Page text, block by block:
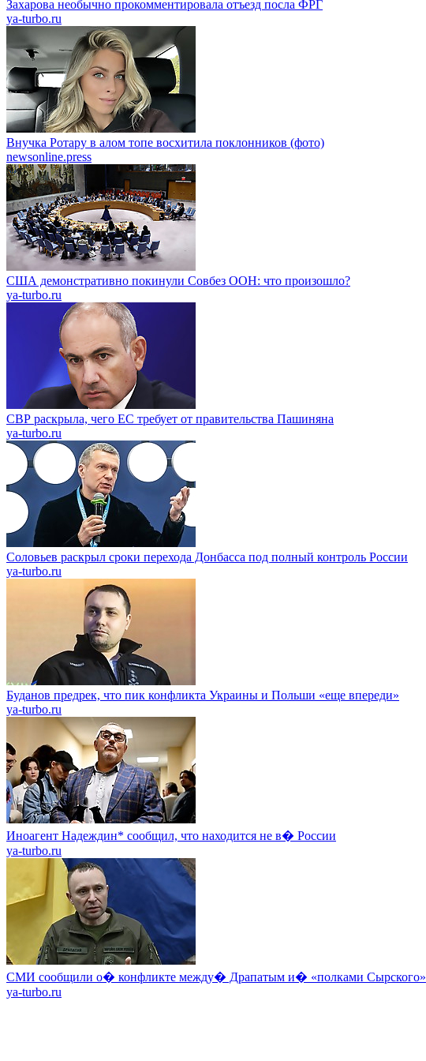
Захарова необычно прокомментировала отъезд посла ФРГ
ya-turbo.ru
Внучка Ротару в алом топе восхитила поклонников (фото)
newsonline.press
США демонстративно покинули Совбез ООН: что произошло?
ya-turbo.ru
СВР раскрыла, чего ЕС требует от правительства Пашиняна
ya-turbo.ru
Соловьев раскрыл сроки перехода Донбасса под полный контроль России
ya-turbo.ru
Буданов предрек, что пик конфликта Украины и Польши «еще впереди»
ya-turbo.ru
Иноагент Надеждин* сообщил, что находится не в� России
ya-turbo.ru
СМИ сообщили о� конфликте между� Драпатым и� «полками Сырского»
ya-turbo.ru